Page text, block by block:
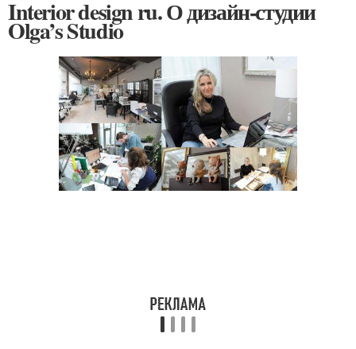
Interior design ru. О дизайн-студии
Olga’s Studio